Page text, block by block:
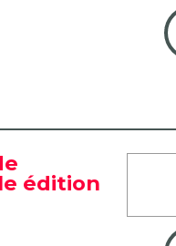
édition